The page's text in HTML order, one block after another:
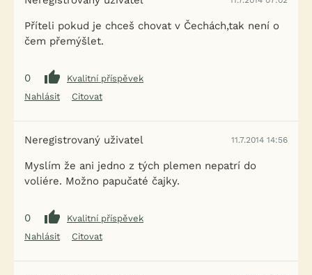
Příteli pokud je chceš chovat v Čechách,tak není o
čem přemýšlet.
0
Kvalitní příspěvek
Nahlásit
Citovat
Neregistrovaný uživatel 11.7.2014 14:56
Myslím že ani jedno z tých plemen nepatrí do
voliére. Možno papučaté čajky.
0
Kvalitní příspěvek
Nahlásit
Citovat